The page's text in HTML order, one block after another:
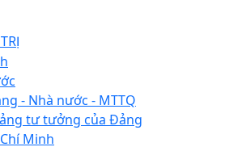
- Nhà nước - MTTQ
tư tưởng của Đảng
Minh